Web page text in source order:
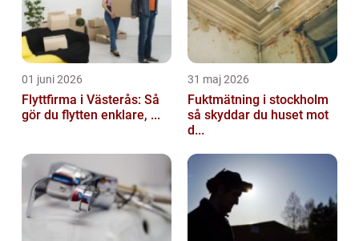
01 juni 2026
Flyttfirma i Västerås: Så
gör du flytten enklare, ...
31 maj 2026
Fuktmätning i stockholm
så skyddar du huset mot
d...